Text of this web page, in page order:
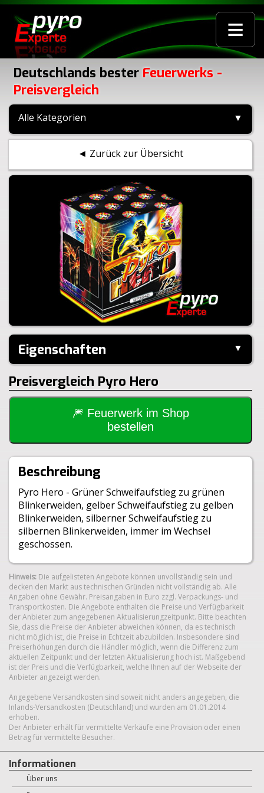
≡
Deutschlands bester Feuerwerks -
Preisvergleich
Alle Kategorien ▼
◄ Zurück zur Übersicht
Eigenschaften ▼
Hersteller:
Panda
Performance:
I-Shape
Kaliber:
29mm
Schuss:
12
35m
29sek
Inhalt je VE:
8 Stück
Größe:
14,4x11x15cm
Gewicht Brutto:
Gewicht Netto:
BAM:
BAM-F2-0543
Preisvergleich Pyro Hero
🎆 Feuerwerk im Shop
bestellen
Beschreibung
Pyro Hero - Grüner Schweifaufstieg zu grünen
Blinkerweiden, gelber Schweifaufstieg zu gelben
Blinkerweiden, silberner Schweifaufstieg zu
silbernen Blinkerweiden, immer im Wechsel
geschossen.
Hinweis: Die aufgelisteten Angebote können unvollständig sein und
decken den Markt aus technischen Gründen nicht vollständig ab. Alle
Angaben ohne Gewähr. Preisangaben in Euro zzgl. Verpackungs- und
Transportkosten. Die Angebote enthalten die Preise und Verfügbarkeit
der Anbieter zum angegebenen Aktualisierungzeitpunkt. Bitte beachten
Sie, dass die Preise der Anbieter abweichen können, da es technisch
nicht möglich ist, die Preise in Echtzeit abzubilden. Insbesondere sind
Preiserhöhungen durch die Händler möglich, wenn die Differenz zum
aktuellen Zeitpunkt und der letzten Aktualisierung hoch ist. Maßgebend
ist der Preis und die Verfügbarkeit, welche Ihnen auf der Webseite der
Anbieter angezeigt werden.
Angegebene Versandkosten sind soweit nicht anders angegeben, die
Inlands-Versandkosten (Deutschland) und wurden am 01.01.2014
erhoben.
Der Anbieter erhält für vermittelte Verkäufe eine Provision oder einen
Betrag für vermittelte Besucher.
Informationen
Über uns